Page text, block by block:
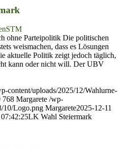
ohne Parteipolitik Die politischen
weismachen, dass es Lösungen
aktuelle Politik zeigt jedoch täglich,
kann oder nicht will. Der UBV
content/uploads/2025/12/Wahlurne-
768 Margarete /wp-
10/Logo.png Margarete2025-12-11
LK Wahl Steiermark